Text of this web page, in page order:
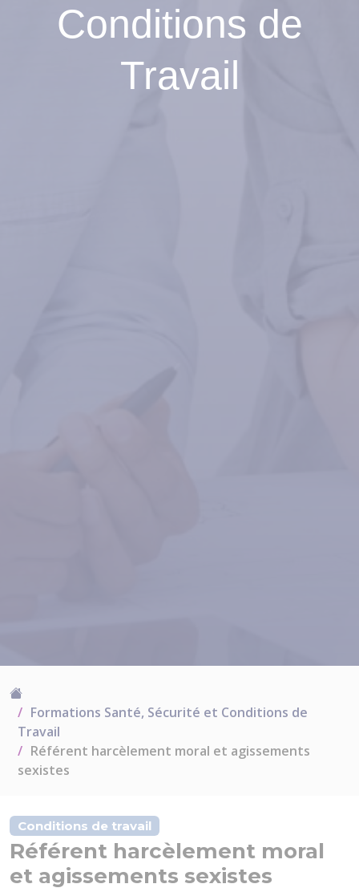
Conditions de
Travail
Formations Santé, Sécurité et Conditions de
Travail
Référent harcèlement moral et agissements
sexistes
Conditions de travail
Référent harcèlement moral
et agissements sexistes